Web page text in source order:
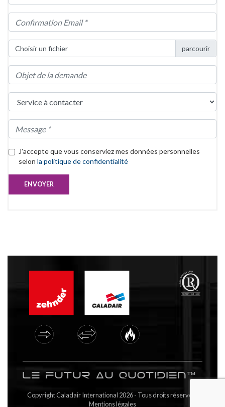
Choisir un fichier
J'accepte que vous conserviez mes données personnelles
selon la politique de confidentialité
ENVOYER
Le futur au quotidien™
Copyright Caladair International 2026 - Tous droits réservés |
Mentions légales